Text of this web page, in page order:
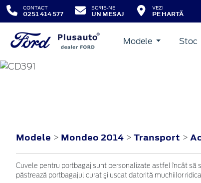
CONTACT
0251 414 577
SCRIE-NE
UN MESAJ
VEZI
PE HARTĂ
Modele Stoc
MONDEO
Modele > Mondeo 2014 > Transport >
Cuvele pentru portbagaj sunt personalizate astfel încât să
păstrează portbagajul curat şi uscat datorită muchiilor